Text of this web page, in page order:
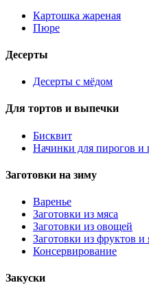
Картошка жареная
Пюре
Десерты
Десерты с мёдом
Для тортов и выпечки
Бисквит
Начинки для пирогов и
Заготовки на зиму
Варенье
Заготовки из мяса
Заготовки из овощей
Заготовки из фруктов и
Консервирование
Закуски